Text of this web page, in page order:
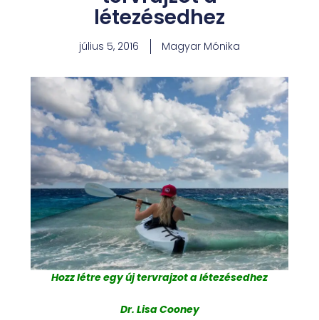
létezésedhez
július 5, 2016 Magyar Mónika
Hozz létre egy új tervrajzot a létezésedhez
Dr. Lisa Cooney